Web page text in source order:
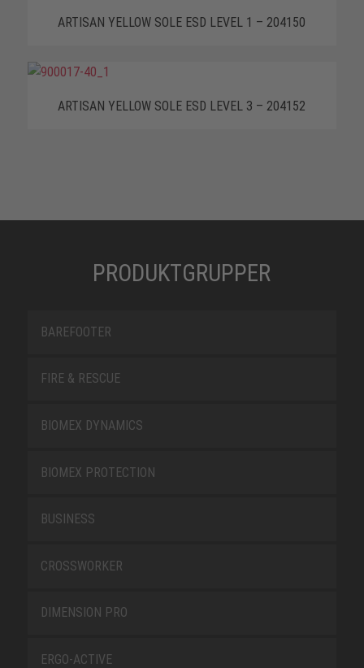
ARTISAN YELLOW SOLE ESD LEVEL 1 – 204150
ARTISAN YELLOW SOLE ESD LEVEL 3 – 204152
PRODUKTGRUPPER
BAREFOOTER
FIRE & RESCUE
BIOMEX DYNAMICS
BIOMEX PROTECTION
BUSINESS
CROSSWORKER
DIMENSION PRO
ERGO-ACTIVE